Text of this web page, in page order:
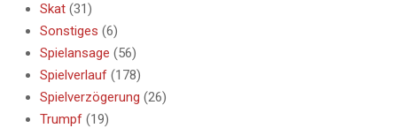
Skat (31)
Sonstiges (6)
Spielansage (56)
Spielverlauf (178)
Spielverzögerung (26)
Trumpf (19)